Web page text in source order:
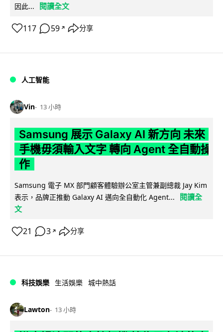
因此...
閱讀全文
117 59 ↗ 分享
人工智能
Vin 13 小時
Samsung 展示 Galaxy AI 新方向 未來
手機毋須輸入文字 轉向 Agent 全自動操
作
Samsung 電子 MX 部門顧客體驗辦公室主管兼副總裁 Jay Kim
表示，品牌正推動 Galaxy AI 邁向全自動化 Agent...
閱讀全
文
21 3 ↗ 分享
科技娛樂 生活娛樂 城中熱話
Lawton 13 小時